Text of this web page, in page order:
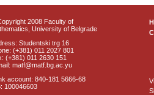
2008 Faculty of
University of Belgrade
Studentski trg 16
(+381) 011 2027 801
(+381) 011 2630 151
matf@matf.bg.ac.yu
account: 840-181 5666-68
100046603